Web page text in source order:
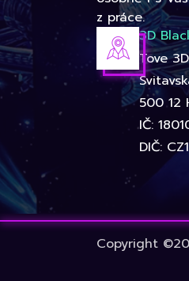
z práce.
3D
Tove
500 12
IČ:
DIČ:
Copyright